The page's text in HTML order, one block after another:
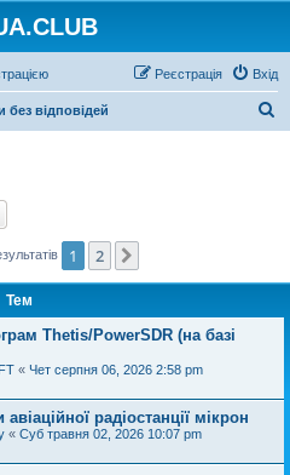
Вхід
Реєстрація
без відповідей
1 2
Тем
Thetis/PowerSDR (на базі
« Чет серпня 06, 2026 2:58 pm
радіостанції мікрон
« Суб травня 02, 2026 10:07 pm